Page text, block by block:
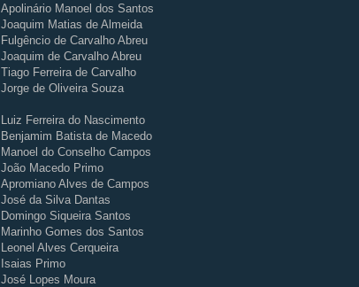
Apolinário Manoel dos Santos
Joaquim Matias de Almeida
Fulgêncio de Carvalho Abreu
Joaquim de Carvalho Abreu
Tiago Ferreira de Carvalho
Jorge de Oliveira Souza
Luiz Ferreira do Nascimento
Benjamim Batista de Macedo
Manoel do Conselho Campos
João Macedo Primo
Apromiano Alves de Campos
José da Silva Dantas
Domingo Siqueira Santos
Marinho Gomes dos Santos
Leonel Alves Cerqueira
Isaias Primo
José Lopes Moura